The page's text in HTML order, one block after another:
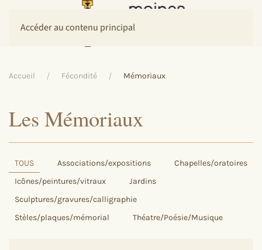
Accéder au contenu principal
Accueil Fécondité Mémoriaux
Les Mémoriaux
TOUS Associations/expositions
Chapelles/oratoires
Icônes/peintures/vitraux
Jardins
Sculptures/gravures/calligraphie
Stèles/plaques/mémorial
Théatre/Poésie/Musique